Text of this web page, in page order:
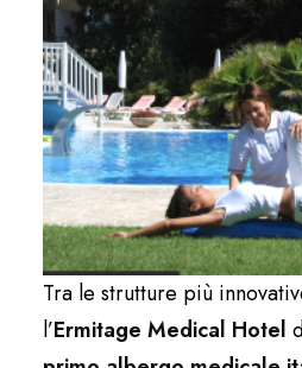
Tra le strutture più
l’Ermitage Medical Hotel